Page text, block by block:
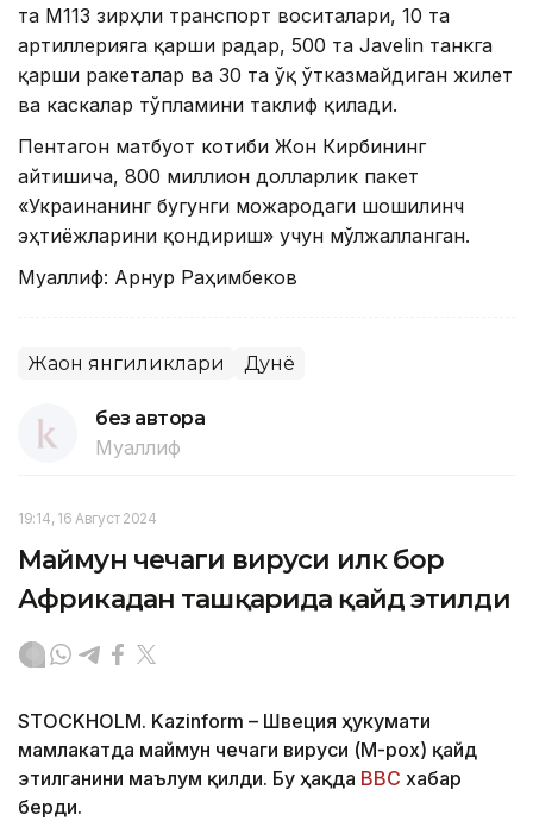
та М113 зирҳли транспорт воситалари, 10 та
артиллерияга қарши радар, 500 та Javelin танкга
қарши ракеталар ва 30 та ўқ ўтказмайдиган жилет
ва каскалар тўпламини таклиф қилади.
Пентагон матбуот котиби Жон Кирбининг
айтишича, 800 миллион долларлик пакет
«Украинанинг бугунги можародаги шошилинч
эҳтиёжларини қондириш» учун мўлжалланган.
Муаллиф: Арнур Раҳимбеков
Жаҳон янгиликлари Дунё
без автора
Муаллиф
19:14, 16 Август 2024
Маймун чечаги вируси илк бор
Африкадан ташқарида қайд этилди
STOCKHOLM. Kazinform – Швеция ҳукумати
мамлакатда маймун чечаги вируси (M-pox) қайд
этилганини маълум қилди. Бу ҳақда BBC хабар
берди.